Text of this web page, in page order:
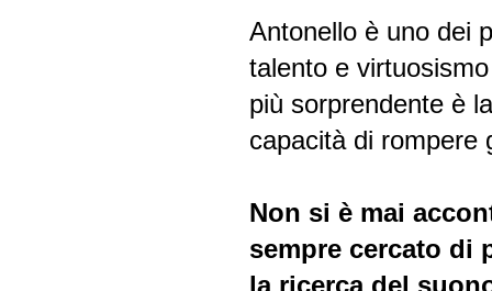
Antonello è uno dei
talento e
più sorprendente è
capacità di rompere
Non si è mai
sempre cercato di
la ricerca del